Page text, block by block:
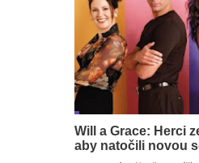
Will a Grace: Herci
aby natočili novou